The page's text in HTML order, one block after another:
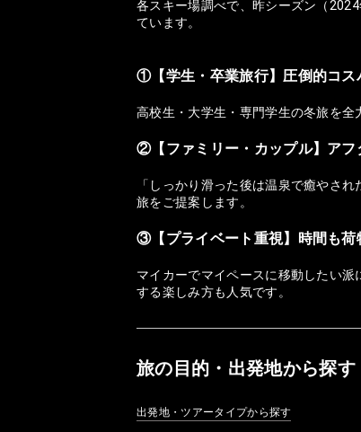
各スキー場調べで、昨シーズン（
ています。
①【学生・卒業旅行】圧倒的コス
高校生・大学生・専門学生の冬旅を全
②【ファミリー・カップル】アフ
「しっかり滑った後は温泉で癒やさ
旅をご提案します。
③【プライベート重視】時間も荷
マイカーでマイペースに移動したい
する楽しみ方も人気です。
旅の目的・出発地から探す
出発地・ツアータイプから探す